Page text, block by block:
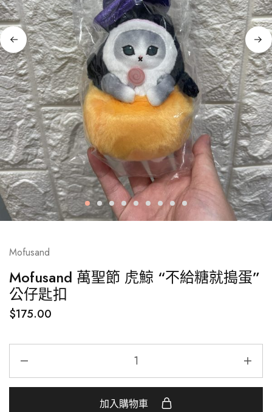
Mofusand
Mofusand 萬聖節 虎鯨 “不給糖就搗蛋”
公仔匙扣
$175.00
加入購物車